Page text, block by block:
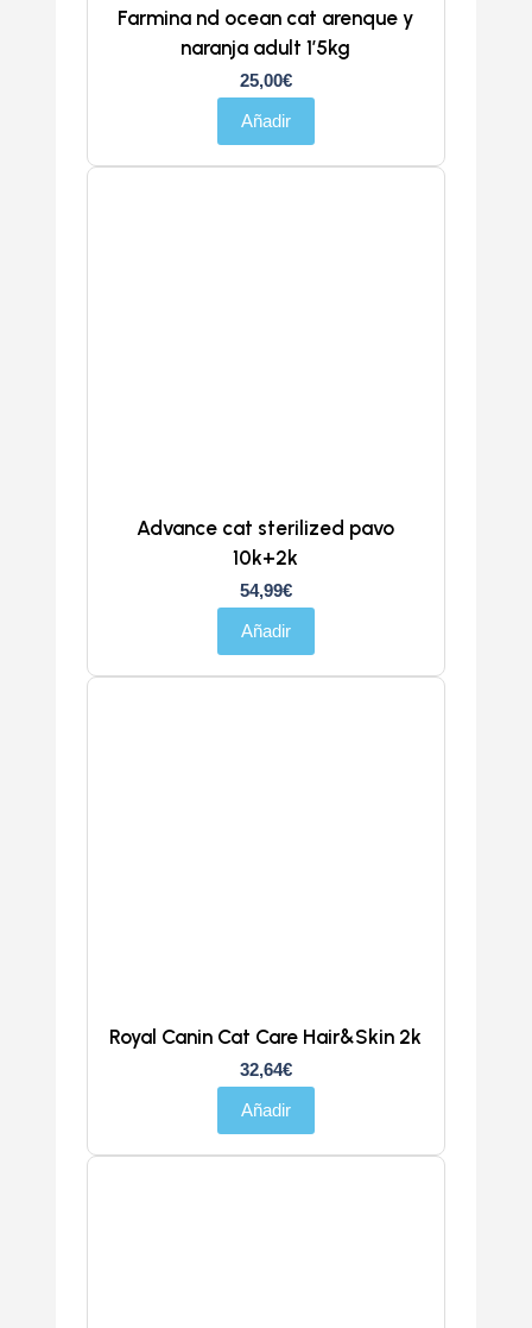
Farmina nd ocean cat arenque y
naranja adult 1’5kg
25,00€
Añadir
Advance cat sterilized pavo
10k+2k
54,99€
Añadir
Royal Canin Cat Care Hair&Skin 2k
32,64€
Añadir